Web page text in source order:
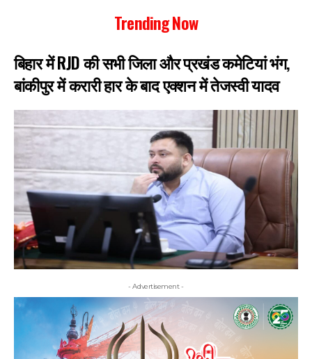
Trending Now
बिहार में RJD की सभी जिला और प्रखंड कमेटियां भंग,
बांकीपुर में करारी हार के बाद एक्शन में तेजस्वी यादव
- Advertisement -